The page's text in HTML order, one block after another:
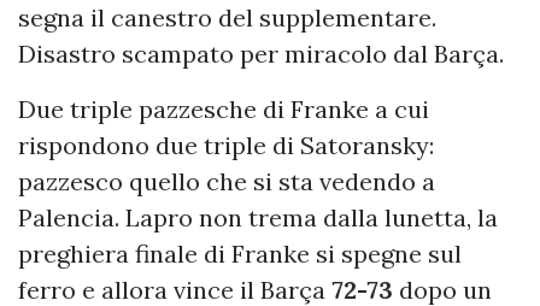
segna il canestro del supplementare.
Disastro scampato per miracolo dal Barça.
Due triple pazzesche di Franke a cui
rispondono due triple di Satoransky:
pazzesco quello che si sta vedendo a
Palencia. Lapro non trema dalla lunetta, la
preghiera finale di Franke si spegne sul
ferro e allora vince il Barça 72-73 dopo un